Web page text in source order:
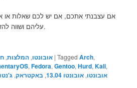
אם עצבנתי אתכם, אם יש לכם שאלות או
עליהם ושווה להזכיר – אתם מוזמנים להגיב.
אובונטו, המלצות, |Tagged Arch,
,Fedora,Gentoo,Hurd,Kali,
אובונטו, אובונטו 13.04 , באקטראק, ג'נטו